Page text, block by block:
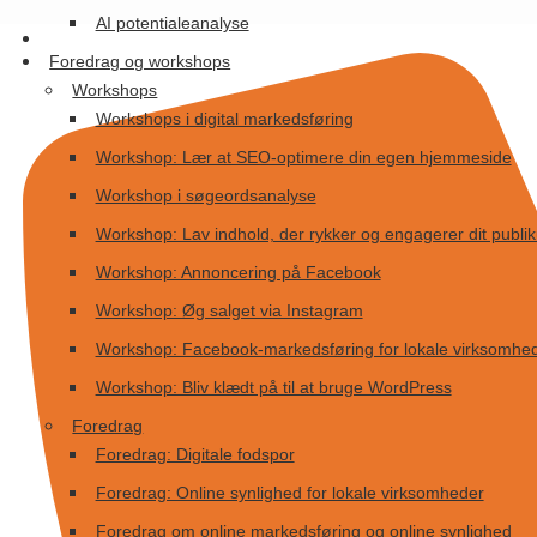
indhold
AI potentialeanalyse
Foredrag og workshops
Workshops
Workshops i digital markedsføring
Workshop: Lær at SEO-optimere din egen hjemmeside
Workshop i søgeordsanalyse
Workshop: Lav indhold, der rykker og engagerer dit
Workshop: Annoncering på Facebook
Workshop: Øg salget via Instagram
Workshop: Facebook-markedsføring for lokale
Workshop: Bliv klædt på til at bruge WordPress
Foredrag
Foredrag: Digitale fodspor
Foredrag: Online synlighed for lokale virksomheder
Foredrag om online markedsføring og online synlighed